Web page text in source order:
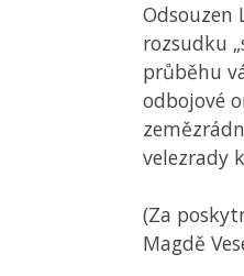
Odsouzen
rozsudku
průběhu
odbojové
velezrady
(Za
Magdě